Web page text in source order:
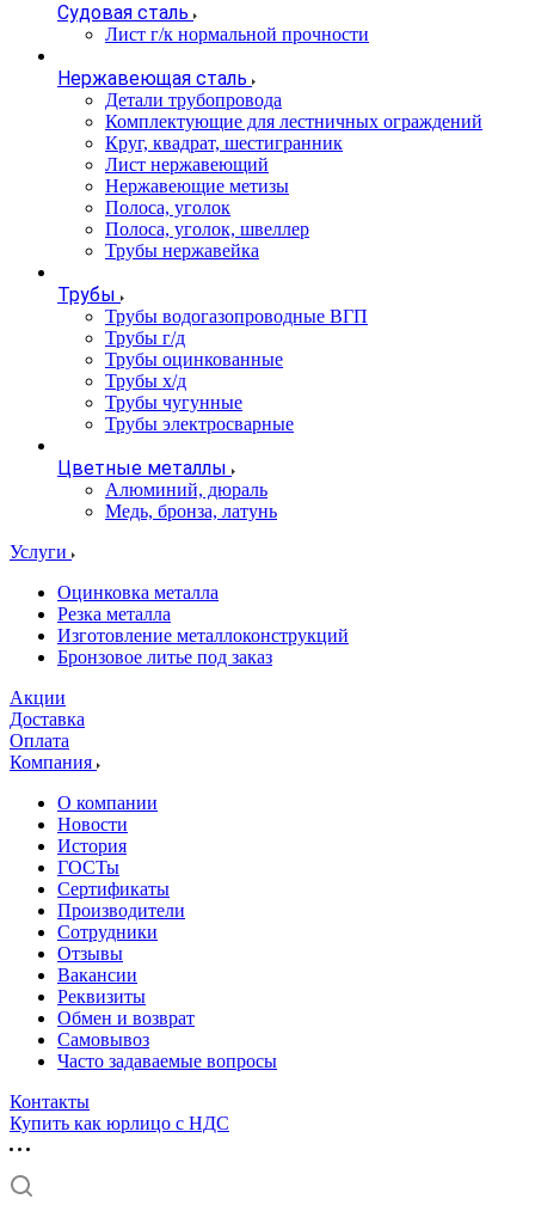
Судовая сталь
Лист г/к нормальной прочности
Нержавеющая сталь
Детали трубопровода
Комплектующие для лестничных ограждений
Круг, квадрат, шестигранник
Лист нержавеющий
Нержавеющие метизы
Полоса, уголок
Полоса, уголок, швеллер
Трубы нержавейка
Трубы
Трубы водогазопроводные ВГП
Трубы г/д
Трубы оцинкованные
Трубы х/д
Трубы чугунные
Трубы электросварные
Цветные металлы
Алюминий, дюраль
Медь, бронза, латунь
Услуги
Оцинковка металла
Резка металла
Изготовление металлоконструкций
Бронзовое литье под заказ
Акции
Доставка
Оплата
Компания
О компании
Новости
История
ГОСТы
Сертификаты
Производители
Сотрудники
Отзывы
Вакансии
Реквизиты
Обмен и возврат
Самовывоз
Часто задаваемые вопросы
Контакты
Купить как юрлицо с НДС